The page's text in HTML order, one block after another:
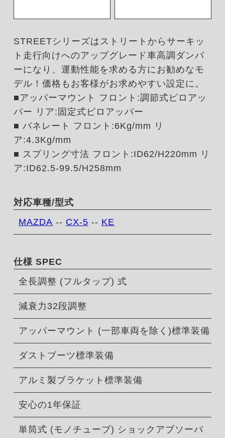
STREETシリーズはストリートからサーキッ
ト走行向けへのアップグレード車高調ダンパ
ーになり、運動性能を求める方にお勧めなモ
デル！価格もお客様がお求めやすい設定に。
■アッパーマウント フロント:調節式ピロアッ
パー リア:固定式ピロアッパー
■ バネレート フロント:6Kg/mm リ
ア:4.3Kg/mm
■ スプリング寸法 フロント:ID62/H220mm リ
ア:ID62.5-99.5/H258mm
対応車種/型式
MAZDA -- CX-5 -- KE
仕様 SPEC
全長調整 (フルタップ) 式
減衰力32段調整
アッパーマウント (一部車両を除く)標準装備
ダストブーツ標準装備
アルミ製ブラケット標準装備
安心の1年保証
単筒式 (モノチューブ) ショックアブソーバ